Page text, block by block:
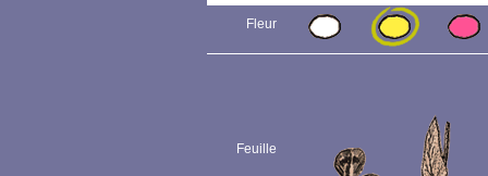
Fleur
Feuille